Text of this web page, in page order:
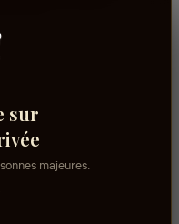
sur
majeures.